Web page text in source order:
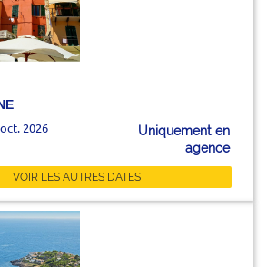
2026
Uniquement en
agence
VOIR LES AUTRES DATES